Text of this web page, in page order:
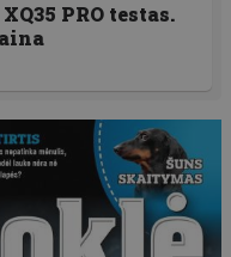
PRO testas.